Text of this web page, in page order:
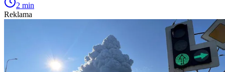
2 min
Reklama